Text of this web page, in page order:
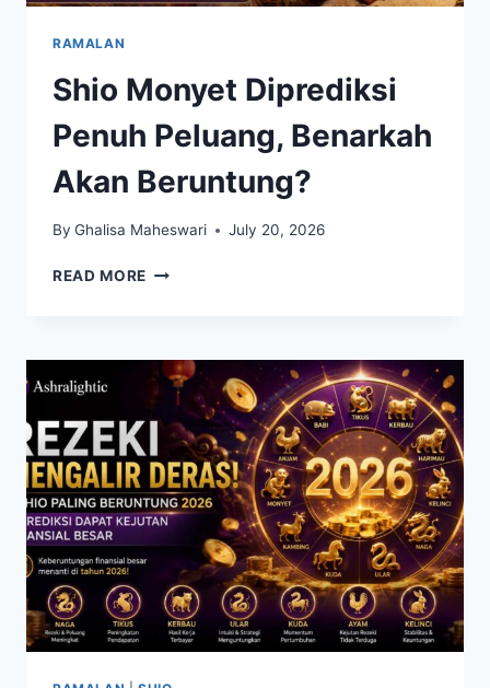
RAMALAN
Shio Monyet Diprediksi
Penuh Peluang, Benarkah
Akan Beruntung?
By Ghalisa Maheswari July 20, 2026
READ MORE SHIO
PELUANG,
BENARKAH
AKAN
BERUNTUNG?